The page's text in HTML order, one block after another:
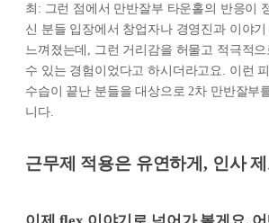
최: 그런 점에서 만반잘부 타운홀의 반응이
신 분들 입장에서 창업자나 경영진과 이야
느껴졌는데, 그런 거리감을 허물고 적극적
수 있는 경험이었다고 하시더라고요. 이런
수습이 끝난 분들을 대상으로 2차 만반잘부
니다.
근무제 적용은 유연하게, 인사